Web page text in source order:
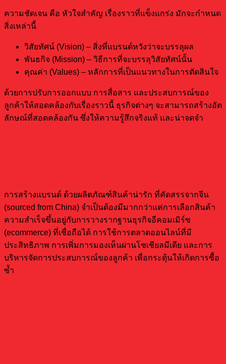
ความชัดเจน คือ หัวใจสำคัญ เรื่องราวที่แข็งแกร่ง มักจะกำหนด
สิ่งเหล่านี้
วิสัยทัศน์ (Vision) – สิ่งที่แบรนด์หวังว่าจะบรรลุผล
พันธกิจ (Mission) – วิธีการที่จะบรรลุวิสัยทัศน์นั้น
คุณค่า (Values) – หลักการที่เป็นแนวทางในการตัดสินใจ
ด้วยการปรับการออกแบบ การสื่อสาร และประสบการณ์ของ
ลูกค้าให้สอดคล้องกับเรื่องราวนี้ ธุรกิจต่างๆ จะสามารถสร้างอัต
ลักษณ์ที่สอดคล้องกัน ซึ่งให้ความรู้สึกจริงแท้ และน่าจดจำ
การสร้างแบรนด์ ด้วยผลิตภัณฑ์สินค้าน่ารัก ที่คัดสรรจากจีน
(sourced from China) จำเป็นต้องมีมากกว่าแค่การเลือกสินค้า
ความสำเร็จขึ้นอยู่กับการวางรากฐานธุรกิจอีคอมเมิร์ซ
(ecommerce) ที่เชื่อถือได้ การใช้การตลาดออนไลน์ที่มี
ประสิทธิภาพ การเพิ่มการมองเห็นผ่านโซเชียลมีเดีย และการ
บริหารจัดการประสบการณ์ของลูกค้า เพื่อกระตุ้นให้เกิดการซื้อ
ซ้ำ